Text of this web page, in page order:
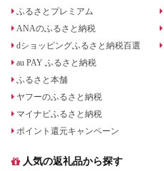
ふるさとプレミアム
ANAのふるさと納税
dショッピングふるさと納税百選
au PAY ふるさと納税
ふるさと本舗
ヤフーのふるさと納税
マイナビふるさと納税
ポイント還元キャンペーン
人気の返礼品から探す